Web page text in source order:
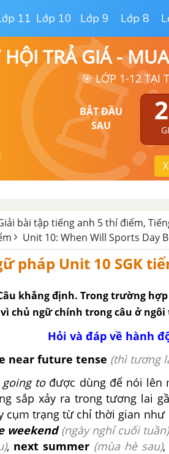
11 Lớp 10 Lớp 9 Lớp 8
TRẢ GIÁ -
🎯 LỚP 1-12 TẠI
BẮT ĐẦU
SAU
bài tập tiếng anh 5 thí điểm,
Unit 10: When Will Sports Day
pháp Unit 10 SGK
khẳng định. Trong trường
chủ ngữ chính trong câu ở ngôi
Hỏi và đáp về hành
near future tense (thì tương
going tođược dùng để nói lên
sắp xảy ra trong tương lai
cụm trạng từ chỉ thời gian như
weekend (ngày nghỉ cuối tuần)
, next summer (mùa hè sau),